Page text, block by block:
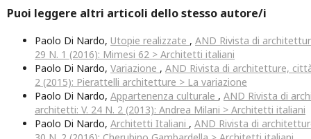
Puoi leggere altri articoli dello stesso autore/i
Paolo Di Nardo, Utopie realizzate , AND Rivista di
29 N. 1 (2016): Mimesi 62 > Architetti italiani
Paolo Di Nardo, Variazione , AND Rivista di architetture,
2 (2015): Pierattelli architetture > La variazione
Paolo Di Nardo, Appartenenza culturale , AND Rivista di
architetti: V. 24 N. 2 (2013): Andrea Milani > Architetti italiani
Paolo Di Nardo, Architetti Italiani , AND Rivista di